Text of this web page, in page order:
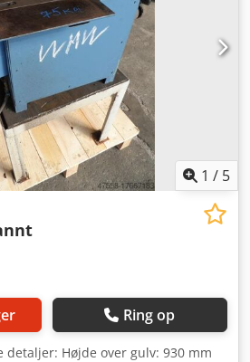
1 / 5
Ring op
detaljer: Højde over gulv: 930 mm